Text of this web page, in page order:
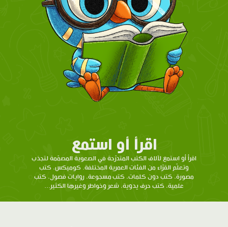
اقرأ أو استمع
اقرأ أو استمع لآلاف الكتب المتدرّحة في الصعوبة المصمّمة لتجذب
وتعلّم القرّاء من الفئات العمرية المختلفة. كوميكس، كتب
مصورة، كتب دون كلمات، كتب مسجوعة، روايات فصول، كتب
علمية، كتب حرف يدوية، شعر وخواطر وغيرها الكثير...